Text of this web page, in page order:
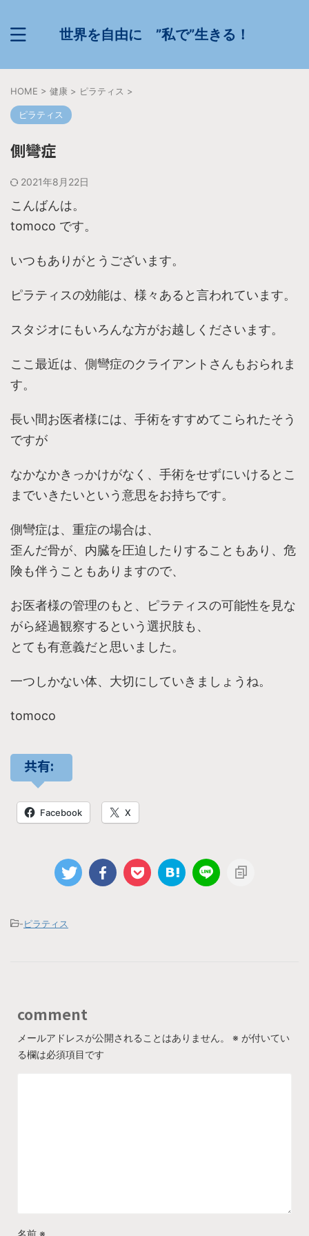
世界を自由に ”私で”生きる！
HOME > 健康 > ピラティス >
ピラティス
側彎症
2021年8月22日
こんばんは。
tomoco です。
いつもありがとうございます。
ピラティスの効能は、様々あると言われています。
スタジオにもいろんな方がお越しくださいます。
ここ最近は、側彎症のクライアントさんもおられま
す。
長い間お医者様には、手術をすすめてこられたそう
ですが
なかなかきっかけがなく、手術をせずにいけるとこ
までいきたいという意思をお持ちです。
側彎症は、重症の場合は、
歪んだ骨が、内臓を圧迫したりすることもあり、危
険も伴うこともありますので、
お医者様の管理のもと、ピラティスの可能性を見な
がら経過観察するという選択肢も、
とても有意義だと思いました。
一つしかない体、大切にしていきましょうね。
tomoco
共有:
Facebook X
-ピラティス
comment
メールアドレスが公開されることはありません。 ※ が付いてい
る欄は必須項目です